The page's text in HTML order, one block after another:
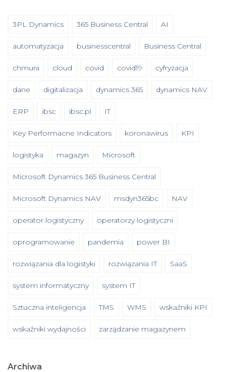
3PL Dynamics 365 Business Central AI
automatyzacja businesscentral Business Central
chmura cloud covid covid19 cyfryzacja
dane digitalizacja dynamics 365 dynamics NAV
ERP ibsc ibsc.pl IT
Key Performacne Indicators koronawirus KPI
logistyka magazyn Microsoft
Microsoft Dynamics 365 Business Central
Microsoft Dynamics NAV msdyn365bc NAV
operator logistyczny operatorzy logistyczni
oprogramowanie pandemia power BI
rozwiązania dla logistyki rozwiązania IT SaaS
system informatyczny system IT
Sztuczna inteligencja TMS WMS wskaźniki KPI
wskaźniki wydajności zarządzanie magazynem
Archiwa